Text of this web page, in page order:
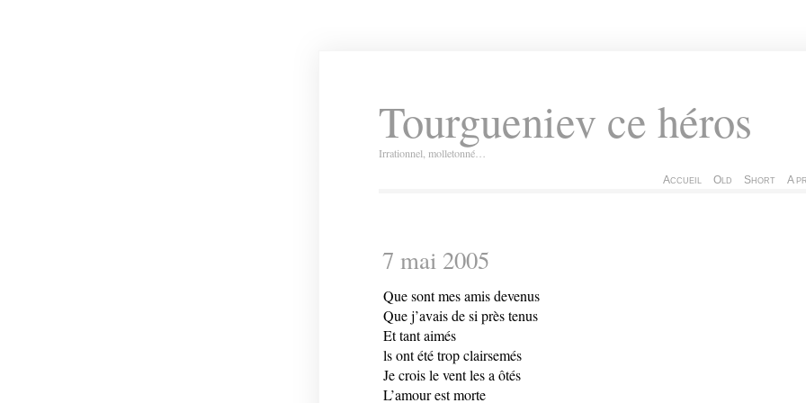
Tourgueniev ce héros
Irrationnel, molletonné…
Accueil Old Short A
7 mai 2005
Que sont mes amis devenus
Que j’avais de si près tenus
Et tant aimés
ls ont été trop clairsemés
Je crois le vent les a ôtés
L’amour est morte